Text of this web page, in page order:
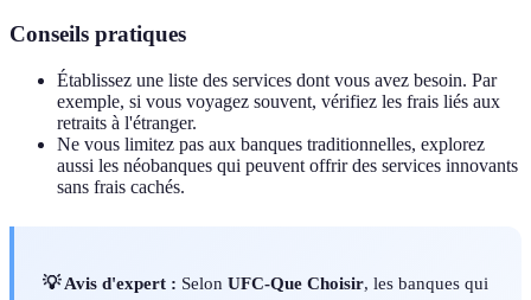
Conseils pratiques
Établissez une liste des services dont vous avez besoin. Par
exemple, si vous voyagez souvent, vérifiez les frais liés aux
retraits à l'étranger.
Ne vous limitez pas aux banques traditionnelles, explorez
aussi les néobanques qui peuvent offrir des services innovants
sans frais cachés.
💡 Avis d'expert : Selon UFC-Que Choisir, les banques qui